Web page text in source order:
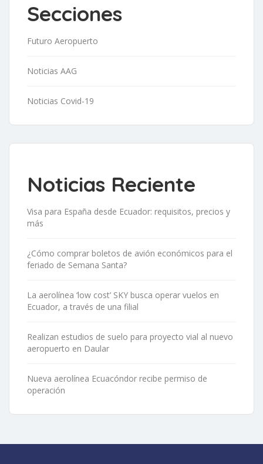
Secciones
Futuro Aeropuerto
Noticias AAG
Noticias Covid-19
Noticias Reciente
Visa para España desde Ecuador: requisitos, precios y
más
¿Cómo comprar boletos de avión económicos para el
feriado de Semana Santa?
La aerolínea ‘low cost’ SKY busca operar vuelos en
Ecuador, a través de una filial
Realizan estudios de suelo para proyecto vial al nuevo
aeropuerto en Daular
Nueva aerolínea Ecuacóndor recibe permiso de
operación